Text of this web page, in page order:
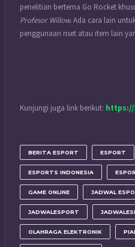
penelitian bertema Go Rocket
Profesor Willow.Ada cara lain
penggunaan riset atau item lain
Kunjungi juga link berikut: https://
BERITA ESPORT ESPORT
ESPORTS INDONESIA
GAME ONLINE JADWAL
JADWALESPORT
OLAHRAGA ELEKTRONIK